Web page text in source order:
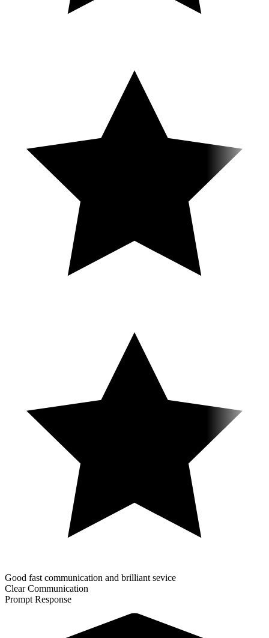
Good fast communication and brilliant sevice
Clear Communication
Prompt Response